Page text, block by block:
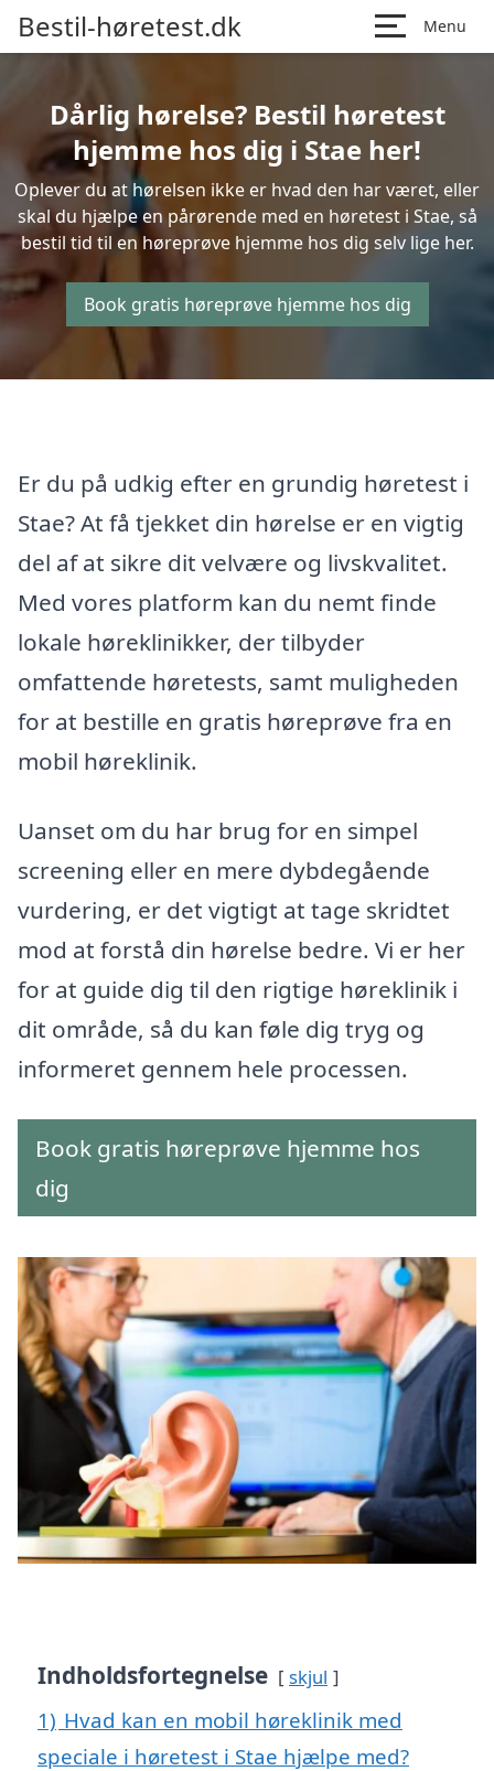
Bestil-høretest.dk Menu
Dårlig hørelse? Bestil høretest
hjemme hos dig i Stae her!
Oplever du at hørelsen ikke er hvad den har været, eller
skal du hjælpe en pårørende med en høretest i Stae, så
bestil tid til en høreprøve hjemme hos dig selv lige her.
Book gratis høreprøve hjemme hos dig
Er du på udkig efter en grundig høretest i
Stae? At få tjekket din hørelse er en vigtig
del af at sikre dit velvære og livskvalitet.
Med vores platform kan du nemt finde
lokale høreklinikker, der tilbyder
omfattende høretests, samt muligheden
for at bestille en gratis høreprøve fra en
mobil høreklinik.
Uanset om du har brug for en simpel
screening eller en mere dybdegående
vurdering, er det vigtigt at tage skridtet
mod at forstå din hørelse bedre. Vi er her
for at guide dig til den rigtige høreklinik i
dit område, så du kan føle dig tryg og
informeret gennem hele processen.
Book gratis høreprøve hjemme hos
dig
Indholdsfortegnelse skjul
1) Hvad kan en mobil høreklinik med
speciale i høretest i Stae hjælpe med?